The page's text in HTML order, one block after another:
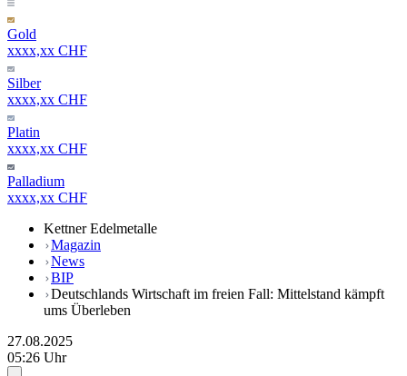
Gold
xxxx,xx CHF
Silber
xxxx,xx CHF
Platin
xxxx,xx CHF
Palladium
xxxx,xx CHF
Kettner Edelmetalle
Magazin
News
BIP
Deutschlands Wirtschaft im freien Fall: Mittelstand kämpft
ums Überleben
27.08.2025
05:26 Uhr